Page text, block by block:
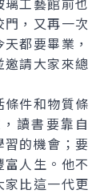
，又再一次
都要畢業，
請大家來總
件和物質條
讀書要靠自
習的機會；要
人生。他不
比這一代更